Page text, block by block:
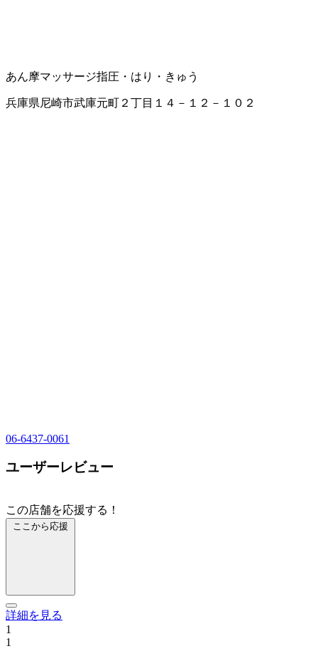
あん摩マッサージ指圧・はり・きゅう
兵庫県尼崎市武庫元町２丁目１４－１２－１０２
06-6437-0061
ユーザーレビュー
この店舗を応援する！
ここから応援
詳細を見る
1
1